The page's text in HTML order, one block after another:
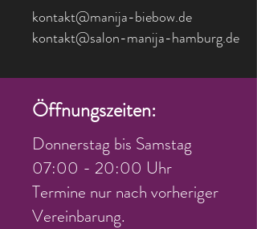
kontakt@manija-biebow.de
kontakt@salon-manija-hamburg.de
Öffnungszeiten:
Donnerstag bis Samstag
07:00 - 20:00 Uhr
Termine nur nach vorheriger
Vereinbarung.